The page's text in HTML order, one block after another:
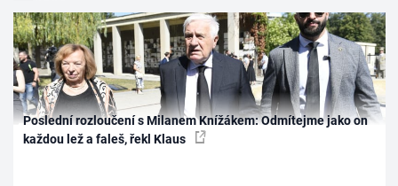
Poslední rozloučení s Milanem Knížákem: Odmítejme jako on
každou lež a faleš, řekl Klaus